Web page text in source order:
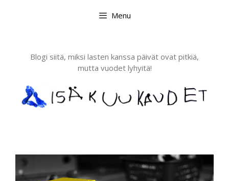
Menu
Blogi siitä, miksi lasten kanssa päivät ovat pitkiä,
mutta vuodet lyhyitä!